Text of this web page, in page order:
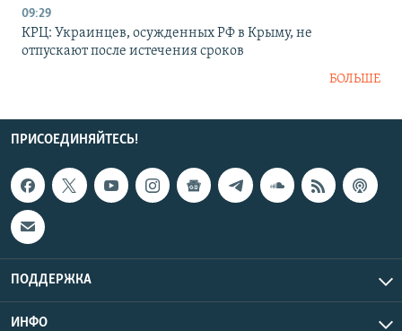
09:29
КРЦ: Украинцев, осужденных РФ в Крыму, не
отпускают после истечения сроков
БОЛЬШЕ
ПРИСОЕДИНЯЙТЕСЬ!
ПОДДЕРЖКА
ИНФО